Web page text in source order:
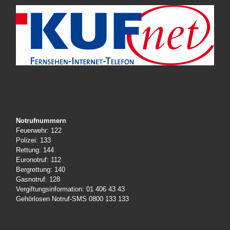
Notrufnummern
Feuerwehr: 122
Polizei: 133
Rettung: 144
Euronotruf: 112
Bergrettung: 140
Gasnotruf: 128
Vergiftungsinformation: 01 406 43 43
Gehörlosen Notruf-SMS 0800 133 133